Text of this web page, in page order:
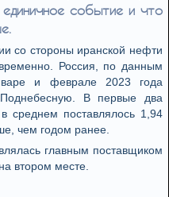
событие и что
со стороны иранской нефти
Россия, по данным
и феврале 2023 года
В первые два
среднем поставлялось 1,94
чем годом ранее.
главным поставщиком
втором месте.